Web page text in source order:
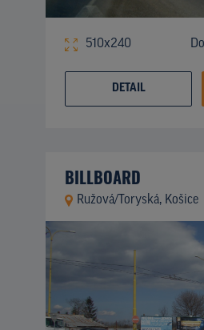
510x240
DETAIL
BILLBOARD
Ružová/Toryská, Košice